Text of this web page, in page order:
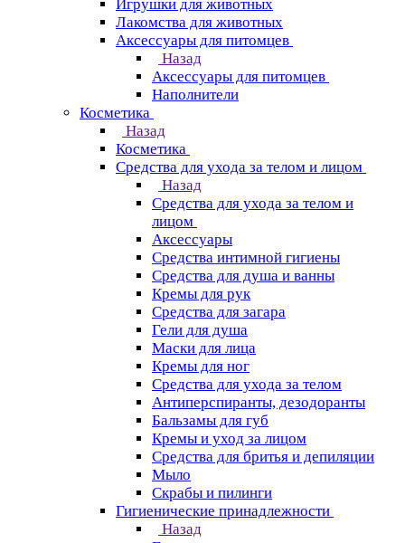
Игрушки для животных
Лакомства для животных
Аксессуары для питомцев
Назад
Аксессуары для питомцев
Наполнители
Косметика
Назад
Косметика
Средства для ухода за телом и лицом
Назад
Средства для ухода за телом и
лицом
Аксессуары
Средства интимной гигиены
Средства для душа и ванны
Кремы для рук
Средства для загара
Гели для душа
Маски для лица
Кремы для ног
Средства для ухода за телом
Антиперспиранты, дезодоранты
Бальзамы для губ
Кремы и уход за лицом
Средства для бритья и депиляции
Мыло
Скрабы и пилинги
Гигиенические принадлежности
Назад